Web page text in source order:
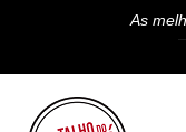
As